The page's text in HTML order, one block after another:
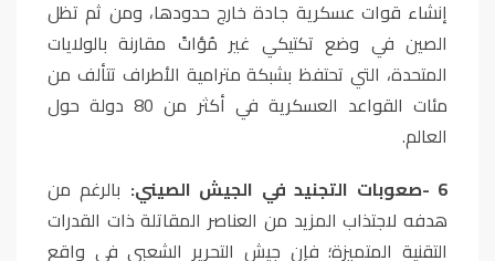
إنشاء قوات عسكرية جادة خارج حدودها، ومن ثم تظل
الصين في وضع تكتيكي غير مُؤاتً مقارنة بالولايات
المتحدة، التي تحتفظ بشبكة مترامية الأطراف تتألف من
مئات القواعد العسكرية في أكثر من 80 دولة حول
العالم.
6
-صعوبات التجنيد في الجيش الصيني: بالرغم من
هدفه لاجتذاب المزيد من العناصر المقاتلة ذات القدرات
التقنية المتميزة؛ فإن جيش التحرير الشعبي في واقع